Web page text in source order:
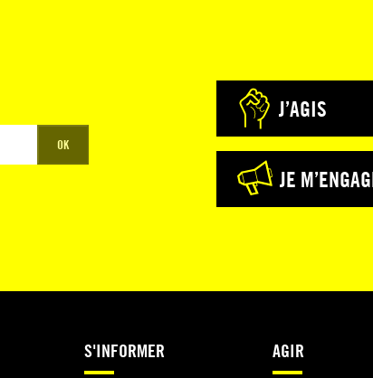
OK
J’AGIS
JE
S'INFORMER AGIR